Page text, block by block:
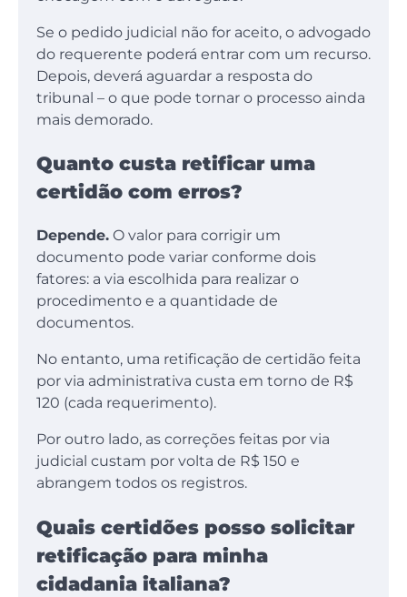
Se o pedido judicial não for aceito, o advogado
do requerente poderá entrar com um recurso.
Depois, deverá aguardar a resposta do
tribunal – o que pode tornar o processo ainda
mais demorado.
Quanto custa retificar uma
certidão com erros?
Depende. O valor para corrigir um
documento pode variar conforme dois
fatores: a via escolhida para realizar o
procedimento e a quantidade de
documentos.
No entanto, uma retificação de certidão feita
por via administrativa custa em torno de R$
120 (cada requerimento).
Por outro lado, as correções feitas por via
judicial custam por volta de R$ 150 e
abrangem todos os registros.
Quais certidões posso solicitar
retificação para minha
cidadania italiana?